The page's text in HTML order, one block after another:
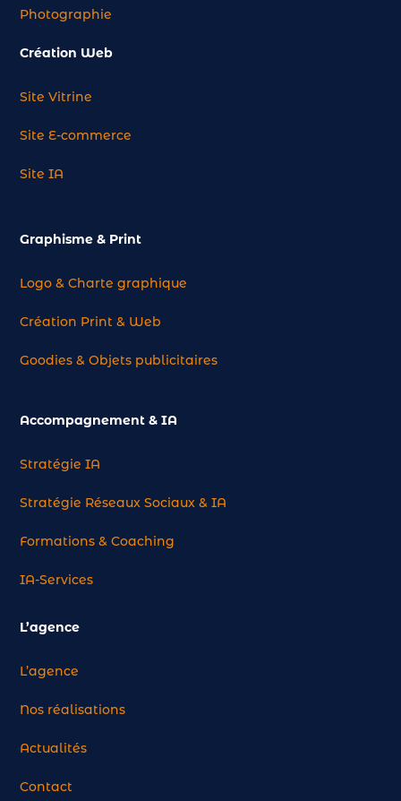
Photographie
Création Web
Site Vitrine
Site E-commerce
Site IA
Graphisme & Print
Logo & Charte graphique
Création Print & Web
Goodies & Objets publicitaires
Accompagnement & IA
Stratégie IA
Stratégie Réseaux Sociaux & IA
Formations & Coaching
IA-Services
L’agence
L’agence
Nos réalisations
Actualités
Contact